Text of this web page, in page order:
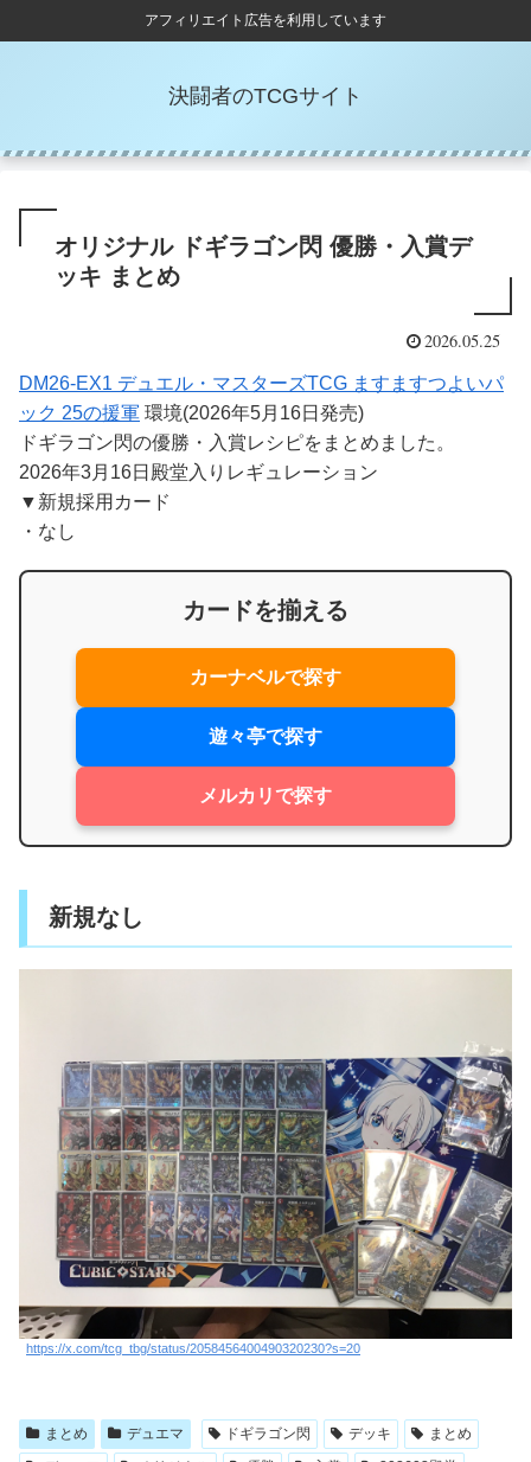
アフィリエイト広告を利用しています
決闘者のTCGサイト
オリジナル ドギラゴン閃 優勝・入賞デ
ッキ まとめ
2026.05.25
DM26-EX1 デュエル・マスターズTCG ますますつよいパ
ック 25の援軍 環境(2026年5月16日発売)
ドギラゴン閃の優勝・入賞レシピをまとめました。
2026年3月16日殿堂入りレギュレーション
▼新規採用カード
・なし
カードを揃える
カーナベルで探す
遊々亭で探す
メルカリで探す
新規なし
https://x.com/tcg_tbg/status/2058456400490320230?s=20
まとめ デュエマ ドギラゴン閃 デッキ
まとめ